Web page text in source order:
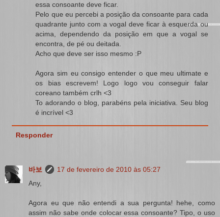
essa consoante deve ficar.
Pelo que eu percebi a posição da consoante para cada
quadrante junto com a vogal deve ficar à esquerda ou
acima, dependendo da posição em que a vogal se
encontra, de pé ou deitada.
Acho que deve ser isso mesmo :P
Agora sim eu consigo entender o que meu ultimate e
os bias escrevem! Logo logo vou conseguir falar
coreano também crlh <3
To adorando o blog, parabéns pela iniciativa. Seu blog
é incrível <3
Responder
바보
17 de fevereiro de 2010 às 05:27
Any,
Agora eu que não entendi a sua pergunta! hehe, como
assim não sabe onde colocar essa consoante? Tipo, o uso